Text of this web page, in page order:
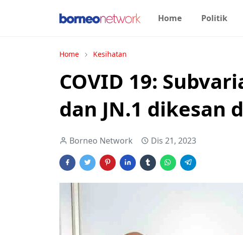
Home Politik
Home Kesihatan
COVID 19:
dan JN.1 dikesan
Borneo Network Dis 21, 2023